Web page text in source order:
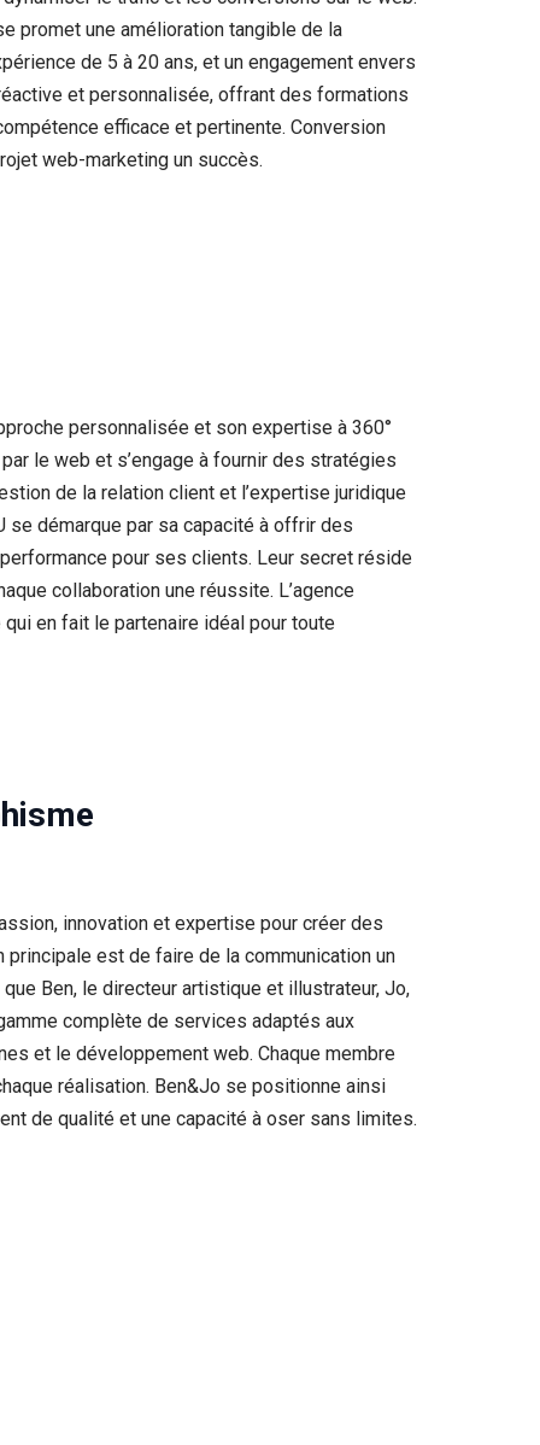
promet une amélioration tangible de la
de 5 à 20 ans, et un engagement envers
et personnalisée, offrant des formations
efficace et pertinente. Conversion
web-marketing un succès.
personnalisée et son expertise à 360°
le web et s’engage à fournir des stratégies
de la relation client et l’expertise juridique
se démarque par sa capacité à offrir des
pour ses clients. Leur secret réside
collaboration une réussite. L’agence
en fait le partenaire idéal pour toute
innovation et expertise pour créer des
est de faire de la communication un
Ben, le directeur artistique et illustrateur, Jo,
complète de services adaptés aux
et le développement web. Chaque membre
réalisation. Ben&Jo se positionne ainsi
de qualité et une capacité à oser sans limites.